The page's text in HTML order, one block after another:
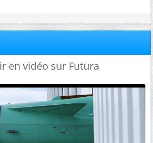
en vidéo sur Futura